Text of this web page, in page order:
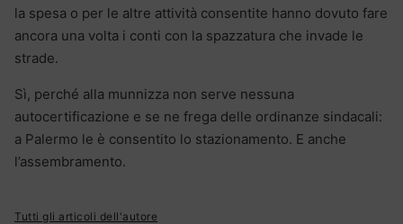
la spesa o per le altre attività consentite hanno dovuto fare
ancora una volta i conti con la spazzatura che invade le
strade.
Sì, perché alla munnizza non serve nessuna
autocertificazione e se ne frega delle ordinanze sindacali:
a Palermo le è consentito lo stazionamento. E anche
l’assembramento.
Tutti gli articoli dell'autore